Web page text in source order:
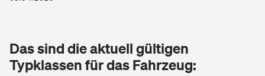
Zur Übersicht
Tools
Glasversicherung
Kinderunfall­ver­si­che­rung
Dread-Disease-Versicherung
Das sind die aktuell gültigen
Typklassen für das Fahrzeug: